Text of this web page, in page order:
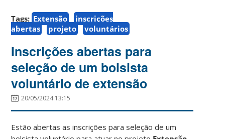
Tags: Extensão
inscrições
abertas
projeto voluntários
Inscrições abertas para
seleção de um bolsista
voluntário de extensão
20/05/2024 13:15
Estão abertas as inscrições para seleção de um